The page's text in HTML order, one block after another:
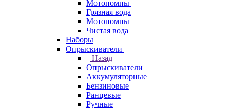
Мотопомпы
Грязная вода
Мотопомпы
Чистая вода
Наборы
Опрыскиватели
Назад
Опрыскиватели
Аккумуляторные
Бензиновые
Ранцевые
Ручные